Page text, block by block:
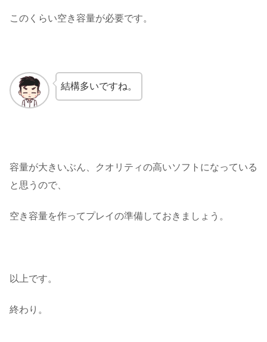
このくらい空き容量が必要です。
結構多いですね。
容量が大きいぶん、クオリティの高いソフトになっている
と思うので、
空き容量を作ってプレイの準備しておきましょう。
以上です。
終わり。